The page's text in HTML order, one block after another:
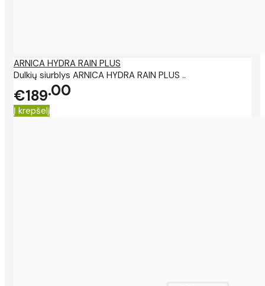
ARNICA HYDRA RAIN PLUS
Dulkių siurblys ARNICA HYDRA RAIN PLUS ..
€189 00
Į krepšelį